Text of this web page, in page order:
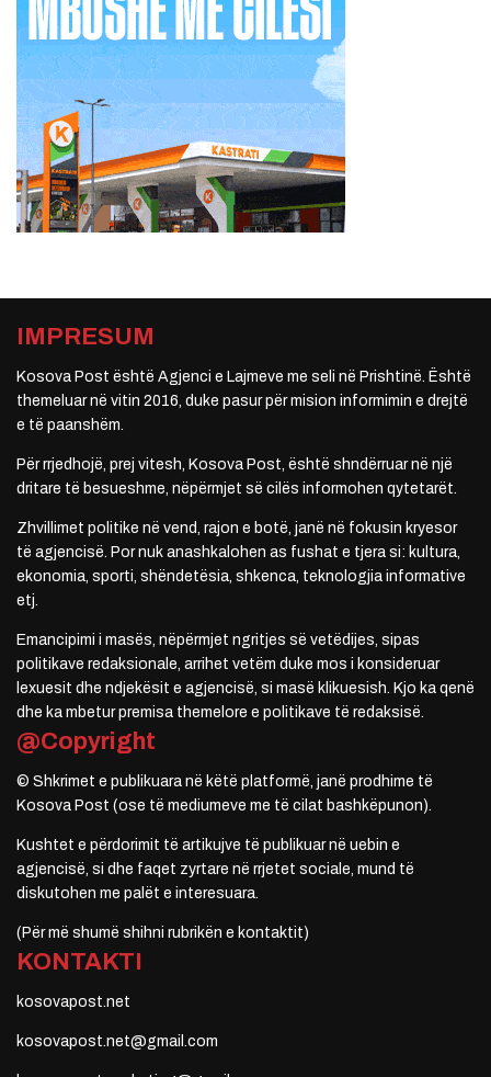
IMPRESUM
Kosova Post është Agjenci e Lajmeve me seli në Prishtinë. Është
themeluar në vitin 2016, duke pasur për mision informimin e drejtë
e të paanshëm.
Për rrjedhojë, prej vitesh, Kosova Post, është shndërruar në një
dritare të besueshme, nëpërmjet së cilës informohen qytetarët.
Zhvillimet politike në vend, rajon e botë, janë në fokusin kryesor
të agjencisë. Por nuk anashkalohen as fushat e tjera si: kultura,
ekonomia, sporti, shëndetësia, shkenca, teknologjia informative
etj.
Emancipimi i masës, nëpërmjet ngritjes së vetëdijes, sipas
politikave redaksionale, arrihet vetëm duke mos i konsideruar
lexuesit dhe ndjekësit e agjencisë, si masë klikuesish. Kjo ka qenë
dhe ka mbetur premisa themelore e politikave të redaksisë.
@Copyright
© Shkrimet e publikuara në këtë platformë, janë prodhime të
Kosova Post (ose të mediumeve me të cilat bashkëpunon).
Kushtet e përdorimit të artikujve të publikuar në uebin e
agjencisë, si dhe faqet zyrtare në rrjetet sociale, mund të
diskutohen me palët e interesuara.
(Për më shumë shihni rubrikën e kontaktit)
KONTAKTI
kosovapost.net
kosovapost.net@gmail.com